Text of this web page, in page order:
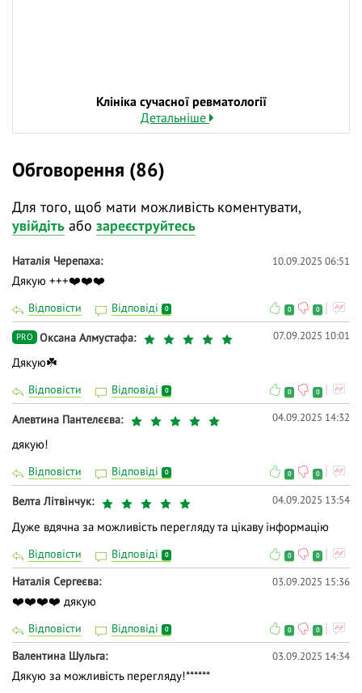
Клініка сучасної ревматології
Детальніше
Обговорення (86)
Для того, щоб мати можливість коментувати,
увійдіть або зареєструйтесь
Наталія Черепаха 10.09.2025 06:51
Дякую +++❤️❤️❤️
Відповісти Відповіді 0 0 0
PRO Оксана Алмустафа 07.09.2025 10:01
Дякую☘️
Відповісти Відповіді 0 0 0
Алевтина Пантелєєва 04.09.2025 14:32
дякую!
Відповісти Відповіді 0 0 0
Велта Літвінчук 04.09.2025 13:54
Дуже вдячна за можливість перегляду та цікаву інформацію
Відповісти Відповіді 0 0 0
Наталія Сергеєва 03.09.2025 15:36
❤️❤️❤️❤️ дякую
Відповісти Відповіді 0 0 0
Валентина Шульга 03.09.2025 14:34
Дякую за можливість перегляду!******